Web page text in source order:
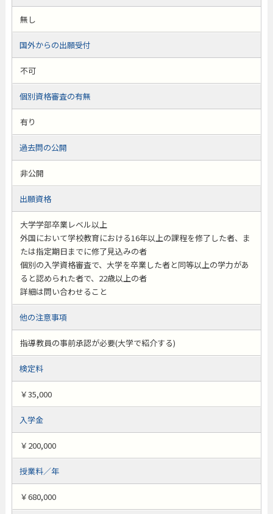
無し
国外からの出願受付
不可
個別資格審査の有無
有り
過去問の公開
非公開
出願資格
大学学部卒業レベル以上
外国において学校教育における16年以上の課程を修了した者、ま
たは指定期日までに修了見込みの者
個別の入学資格審査で、大学を卒業した者と同等以上の学力があ
ると認められた者で、22歳以上の者
詳細は問い合わせること
他の注意事項
指導教員の事前承認が必要(大学で紹介する)
検定料
￥35,000
入学金
￥200,000
授業料／年
￥680,000